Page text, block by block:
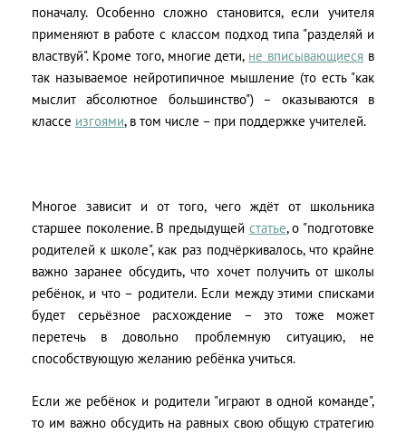
поначалу. Особенно сложно становится, если учителя
применяют в работе с классом подход типа "разделяй и
властвуй". Кроме того, многие дети, не вписывающиеся в
так называемое нейротипичное мышление (то есть "как
мыслит абсолютное большинство") – оказываются в
классе изгоями, в том числе – при поддержке учителей.
Многое зависит и от того, чего ждёт от школьника
старшее поколение. В предыдущей статье, о "подготовке
родителей к школе", как раз подчёркивалось, что крайне
важно заранее обсудить, что хочет получить от школы
ребёнок, и что – родители. Если между этими списками
будет серьёзное расхождение – это тоже может
перетечь в довольно проблемную ситуацию, не
способствующую желанию ребёнка учиться.
Если же ребёнок и родители "играют в одной команде",
то им важно обсудить на равных свою общую стратегию